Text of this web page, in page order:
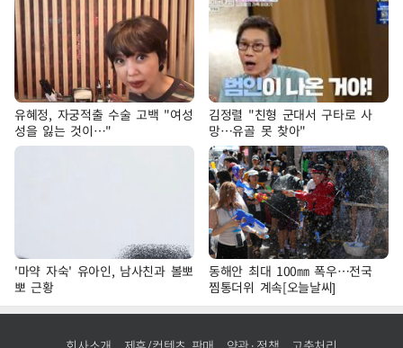
유혜정, 자궁적출 수술 고백 "여성
성을 잃는 것이…"
김정렬 "친형 군대서 구타로 사
망…유골 못 찾아"
'마약 자숙' 유아인, 남사친과 볼뽀
뽀 근황
동해안 최대 100㎜ 폭우…전국
찜통더위 계속[오늘날씨]